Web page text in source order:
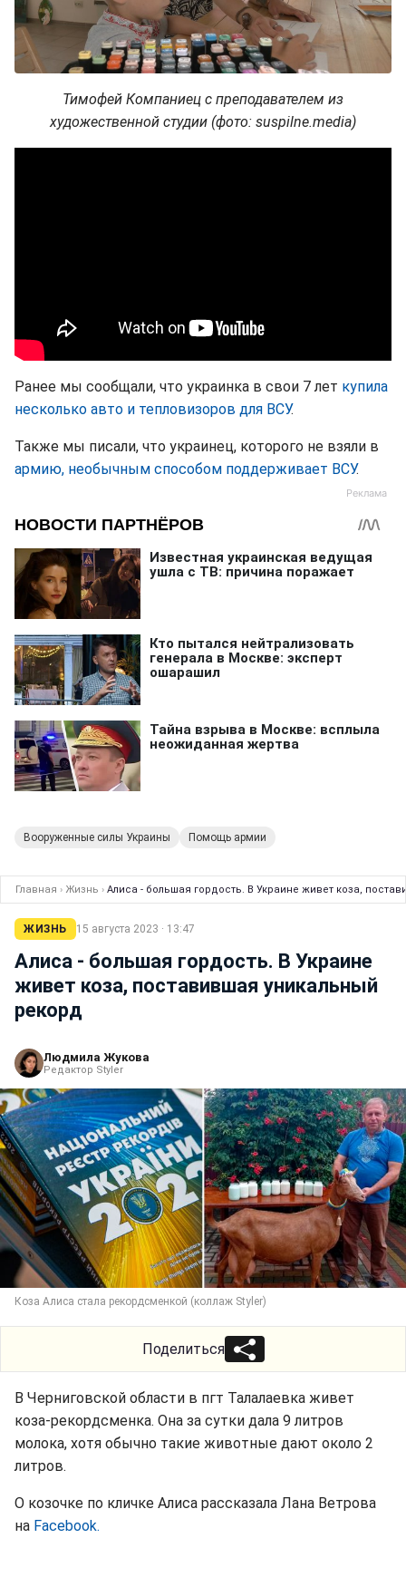
Тимофей Компаниец с преподавателем из
художественной студии (фото: suspilne.media)
Ранее мы сообщали, что украинка в свои 7 лет купила
несколько авто и тепловизоров для ВСУ.
Также мы писали, что украинец, которого не взяли в
армию, необычным способом поддерживает ВСУ.
Вооруженные силы Украины Помощь армии
Главная › Жизнь › Алиса - большая гордость. В Украине живет коза,
ЖИЗНЬ 15 августа 2023 · 13:47
Алиса - большая гордость. В Украине
живет коза, поставившая уникальный
рекорд
Людмила Жукова
Редактор Styler
Коза Алиса стала рекордсменкой (коллаж Styler)
Поделиться
В Черниговской области в пгт Талалаевка живет
коза-рекордсменка. Она за сутки дала 9 литров
молока, хотя обычно такие животные дают около 2
литров.
О козочке по кличке Алиса рассказала Лана Ветрова
на Facebook.